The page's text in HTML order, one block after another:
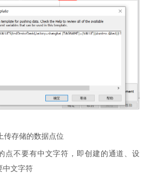
传存储的数据点位
点不要有中文字符，即创建的通道、设
中文字符